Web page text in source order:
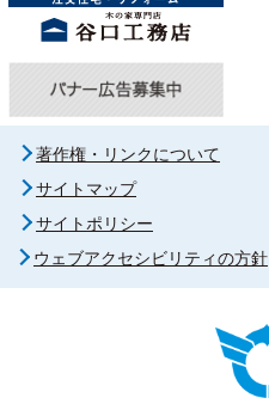
著作権・リンクについて
サイトマップ
サイトポリシー
ウェブアクセシビリティの方針